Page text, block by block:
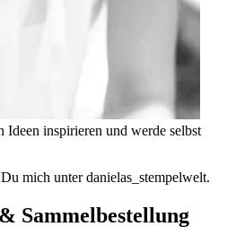
Ideen inspirieren und werde selbst
mich unter danielas_stempelwelt.
Sammelbestellung